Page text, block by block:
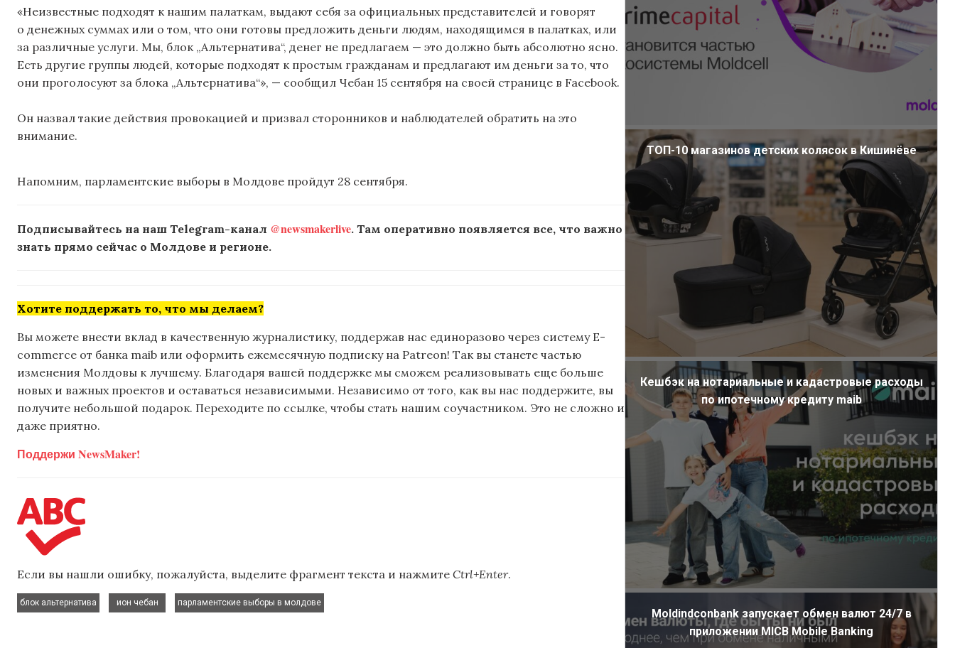
«Неизвестные подходят к нашим палаткам, выдают себя за официальных представителей и говорят
о денежных суммах или о том, что они готовы предложить деньги людям, находящимся в палатках, или
за различные услуги. Мы, блок „Альтернатива“, денег не предлагаем — это должно быть абсолютно ясно.
Есть другие группы людей, которые подходят к простым гражданам и предлагают им деньги за то, что
они проголосуют за блока „Альтернатива“», — сообщил Чебан 15 сентября на своей странице в Facebook.
Он назвал такие действия провокацией и призвал сторонников и наблюдателей обратить на это
внимание.
Напомним, парламентские выборы в Молдове пройдут 28 сентября.
Подписывайтесь на наш Telegram-канал @newsmakerlive. Там оперативно появляется все, что важно
знать прямо сейчас о Молдове и регионе.
Хотите поддержать то, что мы делаем?
Вы можете внести вклад в качественную журналистику, поддержав нас единоразово через систему E-
commerce от банка maib или оформить ежемесячную подписку на Patreon! Так вы станете частью
изменения Молдовы к лучшему. Благодаря вашей поддержке мы сможем реализовывать еще больше
новых и важных проектов и оставаться независимыми. Независимо от того, как вы нас поддержите, вы
получите небольшой подарок. Переходите по ссылке, чтобы стать нашим соучастником. Это не сложно и
даже приятно.
Поддержи NewsMaker!
Если вы нашли ошибку, пожалуйста, выделите фрагмент текста и нажмите Ctrl+Enter.
блок альтернатива
ион чебан
парламентские выборы в молдове
ТОП-10 магазинов детских колясок в Кишинёве
Кешбэк на нотариальные и кадастровые расходы
по ипотечному кредиту maib
Moldindconbank запускает обмен валют 24/7 в
приложении MICB Mobile Banking